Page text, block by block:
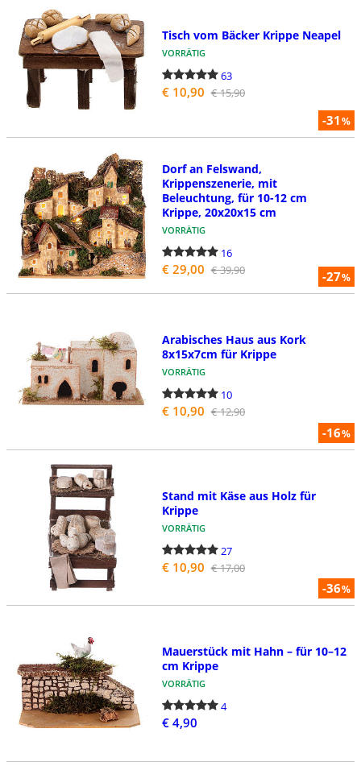
-31%
Tisch vom Bäcker Krippe Neapel
VORRÄTIG
63
€ 10,90 € 15,90
-27%
Dorf an Felswand,
Krippenszenerie, mit
Beleuchtung, für 10-12 cm
Krippe, 20x20x15 cm
VORRÄTIG
16
€ 29,00 € 39,90
-16%
Arabisches Haus aus Kork
8x15x7cm für Krippe
VORRÄTIG
10
€ 10,90 € 12,90
-36%
Stand mit Käse aus Holz für
Krippe
VORRÄTIG
27
€ 10,90 € 17,00
Mauerstück mit Hahn – für 10–12
cm Krippe
VORRÄTIG
4
€ 4,90